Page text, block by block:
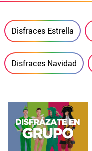
Disfraces Estrella
Disfraces Navidad